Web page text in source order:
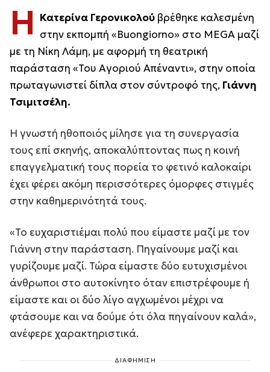
Η Κατερίνα Γερονικολού βρέθηκε καλεσμένη
στην εκπομπή «Buongiorno» στο MEGA μαζί
με τη Νίκη Λάμη, με αφορμή τη θεατρική
παράσταση «Του Αγοριού Απέναντι», στην οποία
πρωταγωνιστεί δίπλα στον σύντροφό της, Γιάννη
Τσιμιτσέλη.
Η γνωστή ηθοποιός μίλησε για τη συνεργασία
τους επί σκηνής, αποκαλύπτοντας πως η κοινή
επαγγελματική τους πορεία το φετινό καλοκαίρι
έχει φέρει ακόμη περισσότερες όμορφες στιγμές
στην καθημερινότητά τους.
«Το ευχαριστιέμαι πολύ που είμαστε μαζί με τον
Γιάννη στην παράσταση. Πηγαίνουμε μαζί και
γυρίζουμε μαζί. Τώρα είμαστε δύο ευτυχισμένοι
άνθρωποι στο αυτοκίνητο όταν επιστρέφουμε ή
είμαστε και οι δύο λίγο αγχωμένοι μέχρι να
φτάσουμε και να δούμε ότι όλα πηγαίνουν καλά»,
ανέφερε χαρακτηριστικά.
ΔΙΑΦΗΜΙΣΗ